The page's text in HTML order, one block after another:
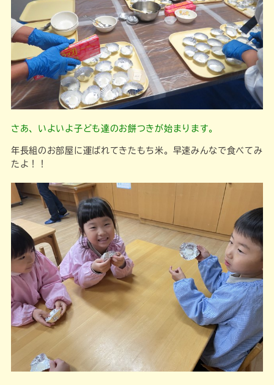
さあ、いよいよ子ども達のお餅つきが始まります。
年長組のお部屋に運ばれてきたもち米。早速みんなで食べてみ
たよ！！